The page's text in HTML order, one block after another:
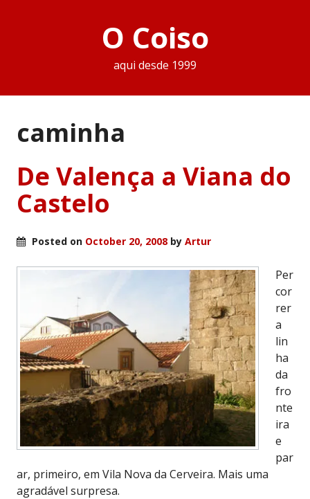
O Coiso
aqui desde 1999
caminha
De Valença a Viana do
Castelo
Posted on October 20, 2008 by Artur
Per
cor
rer
a
lin
ha
da
fro
nte
ira
e
par
ar, primeiro, em Vila Nova da Cerveira. Mais uma
agradável surpresa.